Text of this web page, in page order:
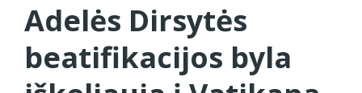
Adelės Dirsytės
beatifikacijos byla